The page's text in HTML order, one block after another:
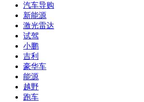
汽车导购
新能源
激光雷达
试驾
小鹏
吉利
豪华车
能源
越野
跑车